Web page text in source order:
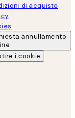
di acquisto
annullamento
i cookie